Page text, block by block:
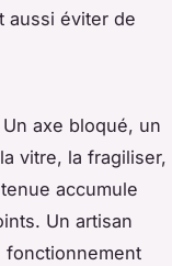
aussi éviter de
axe bloqué, un
vitre, la fragiliser,
accumule
Un artisan
fonctionnement